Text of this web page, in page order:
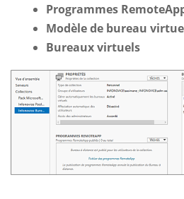
Programmes
Modèle de bureau
Bureaux virtuels